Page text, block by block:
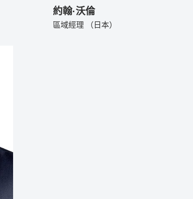
約翰·沃倫
區域經理 （日本）